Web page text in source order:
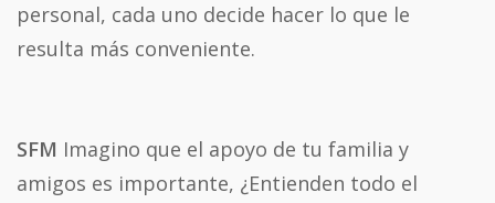
personal, cada uno decide hacer lo que le
resulta más conveniente.
SFM Imagino que el apoyo de tu familia y
amigos es importante, ¿Entienden todo el